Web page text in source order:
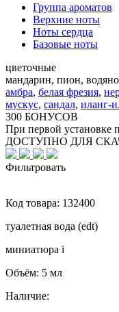
Группа ароматов
Верхние ноты
Ноты сердца
Базовые ноты
цветочные
мандарин, пион,
амбра, белая фрезия,
мускус, сандал, иланг-
300 БОНУСОВ
При первой установке
ДОСТУПНО ДЛЯ
Фильтровать
Код товара: 132400
туалетная вода (edt)
миниатюра i
Объём: 5 мл
Наличие: